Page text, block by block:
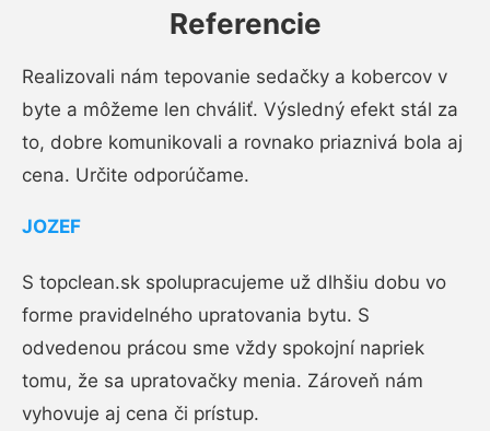
Referencie
Realizovali nám tepovanie sedačky a kobercov v
byte a môžeme len chváliť. Výsledný efekt stál za
to, dobre komunikovali a rovnako priaznivá bola aj
cena. Určite odporúčame.
JOZEF
S topclean.sk spolupracujeme už dlhšiu dobu vo
forme pravidelného upratovania bytu. S
odvedenou prácou sme vždy spokojní napriek
tomu, že sa upratovačky menia. Zároveň nám
vyhovuje aj cena či prístup.